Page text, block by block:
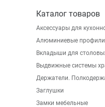
Каталог товаров
Аксессуары для
Алюминиевые
Вкладыши для
Выдвижные системы
Держатели.
Заглушки
Замки мебельные